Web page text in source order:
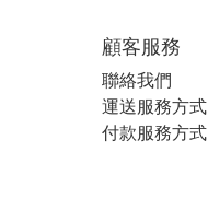
顧客服務
聯絡我們
運送服務方式
付款服務方式